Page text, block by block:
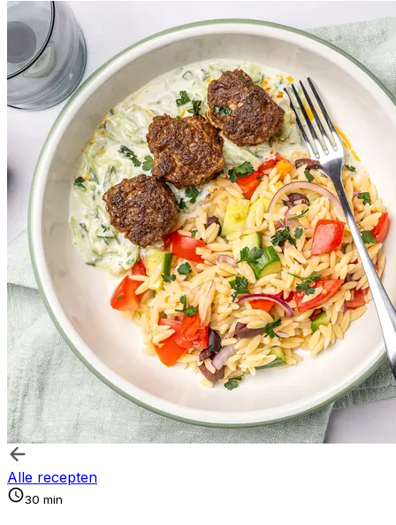
Alle recepten
30 min